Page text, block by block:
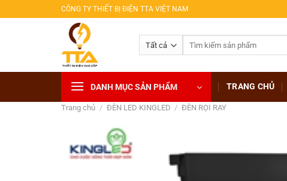
qua
CÔNG TY THIẾT BỊ ĐIỆN TTA VIỆT NAM
DANH MỤC SẢN PHẨM TRANG CHỦ
Trang chủ / ĐÈN LED KINGLED / ĐÈN RỌI RAY